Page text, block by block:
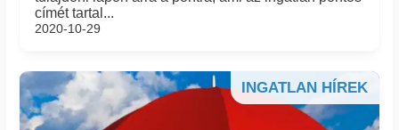
címét tartal...
2020-10-29
INGATLAN HÍREK